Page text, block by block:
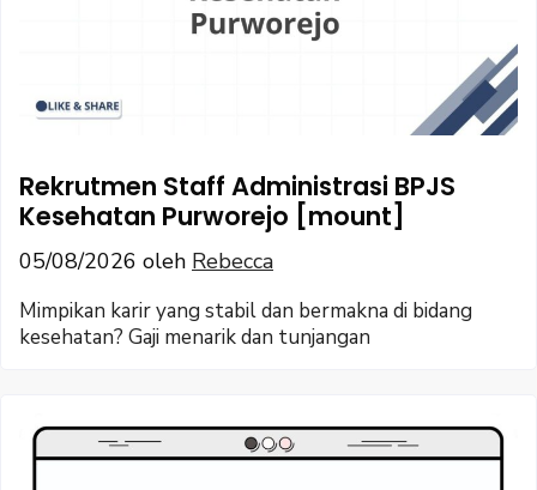
Rekrutmen Staff Administrasi BPJS
Kesehatan Purworejo [mount]
05/08/2026 oleh Rebecca
Mimpikan karir yang stabil dan bermakna di bidang
kesehatan? Gaji menarik dan tunjangan